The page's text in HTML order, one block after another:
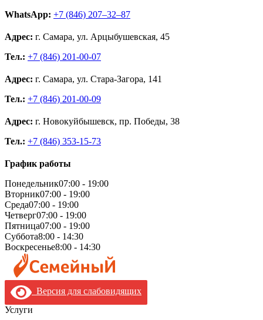
WhatsApp: +7 (846) 207‒32‒87
Адрес: г. Самара, ул. Арцыбушевская, 45
Тел.: +7 (846) 201-00-07
Адрес: г. Самара, ул. Стара-Загора, 141
Тел.: +7 (846) 201-00-09
Адрес: г. Новокуйбышевск, пр. Победы, 38
Тел.: +7 (846) 353-15-73
График работы
Понедельник07:00 - 19:00
Вторник07:00 - 19:00
Среда07:00 - 19:00
Четверг07:00 - 19:00
Пятница07:00 - 19:00
Суббота8:00 - 14:30
Воскресенье8:00 - 14:30
Версия для слабовидящих
Услуги